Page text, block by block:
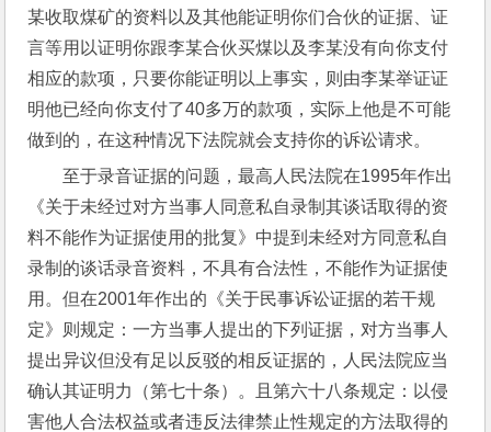
某收取煤矿的资料以及其他能证明你们合伙的证据、证
言等用以证明你跟李某合伙买煤以及李某没有向你支付
相应的款项，只要你能证明以上事实，则由李某举证证
明他已经向你支付了40多万的款项，实际上他是不可能
做到的，在这种情况下法院就会支持你的诉讼请求。
至于录音证据的问题，最高人民法院在1995年作出
《关于未经过对方当事人同意私自录制其谈话取得的资
料不能作为证据使用的批复》中提到未经对方同意私自
录制的谈话录音资料，不具有合法性，不能作为证据使
用。但在2001年作出的《关于民事诉讼证据的若干规
定》则规定：一方当事人提出的下列证据，对方当事人
提出异议但没有足以反驳的相反证据的，人民法院应当
确认其证明力（第七十条）。且第六十八条规定：以侵
害他人合法权益或者违反法律禁止性规定的方法取得的